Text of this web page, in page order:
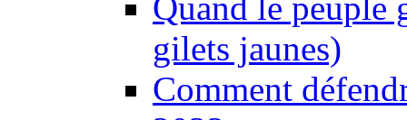
gilets jaunes)
Comment